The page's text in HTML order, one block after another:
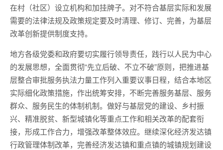
在村（社区）设立机构和加挂牌子。对不符合基层实际和发展
需要的法律法规及政策规定要及时清理、修订、完善，为基层
改革创新提供制度支持。
地方各级党委和政府要切实履行领导责任，践行以人民为中心
的发展思想，全面贯彻“先立后破、不立不破”原则，把推进基
层整合审批服务执法力量工作列入重要议事日程，结合本地区
实际细化政策措施，作出统筹安排，不断完善服务基层、服务
群众、服务民生的体制机制。做好与基层党的建设、乡村振
兴、精准脱贫、新型城镇化等重点工作和相关改革的配套衔
接，形成工作合力，增强改革整体效应。继续深化经济发达镇
行政管理体制改革，完善经济发达镇和重点镇的城镇规划建设